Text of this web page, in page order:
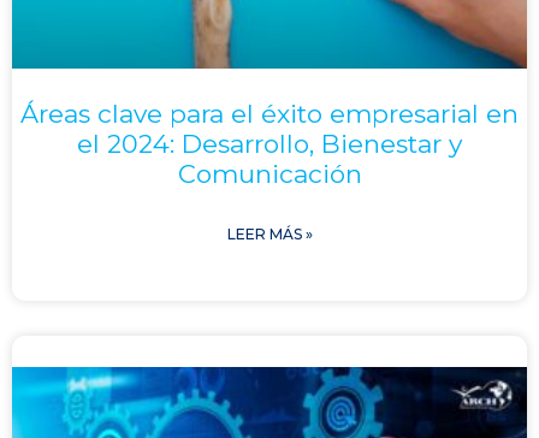
Áreas clave para el éxito empresarial en
el 2024: Desarrollo, Bienestar y
Comunicación
LEER MÁS »